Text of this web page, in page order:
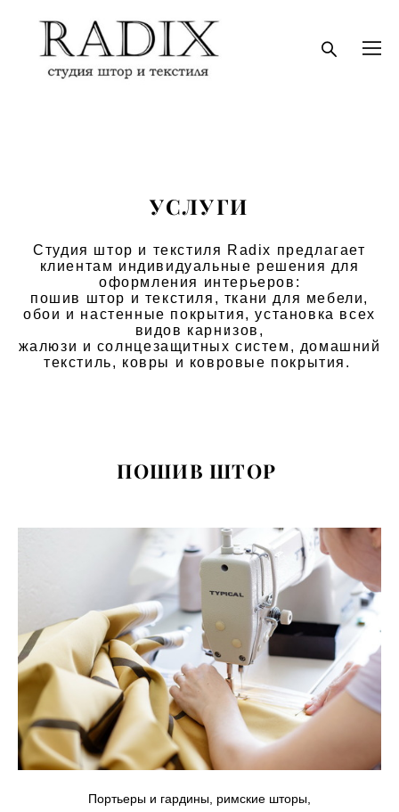
УСЛУГИ
Студия штор и текстиля Radix предлагает
клиентам индивидуальные решения для
оформления интерьеров:
пошив штор и текстиля, ткани для мебели,
обои и настенные покрытия, установка всех
видов карнизов,
жалюзи и солнцезащитных систем, домашний
текстиль, ковры и ковровые покрытия.
ПОШИВ ШТОР
Портьеры и гардины, римские шторы,